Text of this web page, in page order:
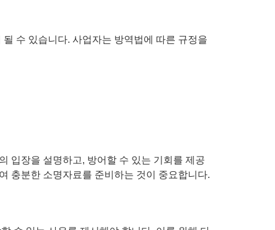
수 있습니다. 사업자는 방역법에 따른 규정을
입장을 설명하고, 방어할 수 있는 기회를 제공
충분한 소명자료를 준비하는 것이 중요합니다.